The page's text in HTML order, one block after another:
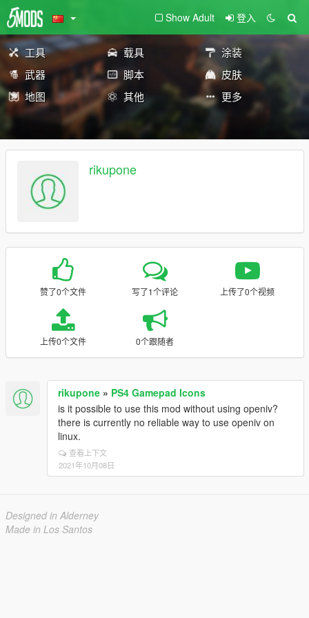
Show Adult 登入
工具 载具
涂装
武器
脚本
皮肤
地图
其他 更多
rikupone
赞了0个文件 写了1个评论 上传了0个视频
上传0个文件 0个跟随者
rikupone » PS4 Gamepad Icons
is it possible to use this mod without using openiv?
there is currently no reliable way to use openiv on
linux.
查看上下文
2021年10月08日
Designed in Alderney
Made in Los Santos